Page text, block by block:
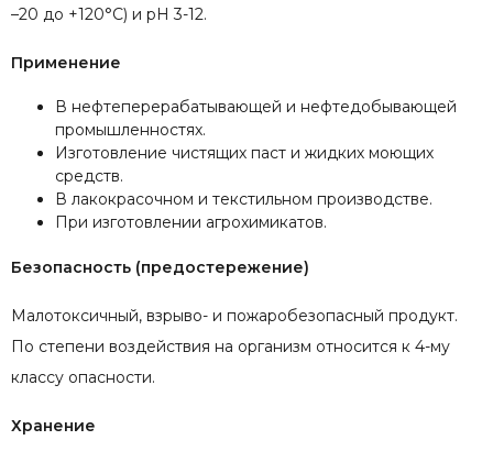
–20 до +120°С) и pH 3-12.
Применение
В нефтеперерабатывающей и нефтедобывающей
промышленностях.
Изготовление чистящих паст и жидких моющих
средств.
В лакокрасочном и текстильном производстве.
При изготовлении агрохимикатов.
Безопасность (предостережение)
Малотоксичный, взрыво- и пожаробезопасный продукт.
По степени воздействия на организм относится к 4-му
классу опасности.
Хранение